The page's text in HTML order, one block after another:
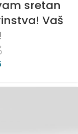
sretan
Vaš